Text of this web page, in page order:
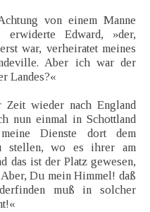
von einem Manne
erwiderte Edward, »der,
war, verheiratet meines
Aber ich war der
Landes?«
wieder nach England
nun einmal in Schottland
Dienste dort dem
stellen, wo es ihrer am
das ist der Platz gewesen,
Du mein Himmel! daß
muß in solcher